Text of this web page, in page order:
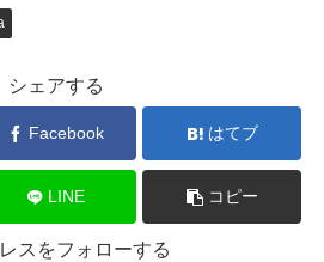
シェアする
Facebook はてブ
LINE コピー
スをフォローする